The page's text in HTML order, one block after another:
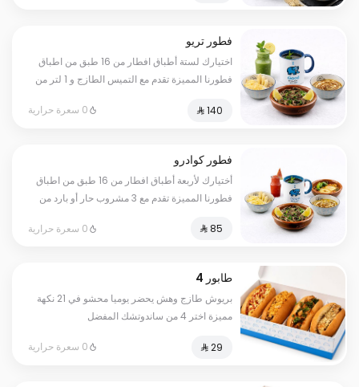
فطور تريو
اختيارك لستة أطباق افطار من 16 طبق من اطباق
فطورنا المميزة تقدم مع التميس الطازج و 1 لتر من
0 سعرة حرارية
فطور كوادرو
أختيارك لأربعة أطباق افطار من 16 طبق من اطباق
فطورنا المميزة تقدم مع 3 مشروب حار أو بارد من
0 سعرة حرارية
طابور 4
بريوش طازج وهش يحضر يوميا محشو في 21 نكهة
مميزة اختر 4 من ساندوتشك المفضل
0 سعرة حرارية